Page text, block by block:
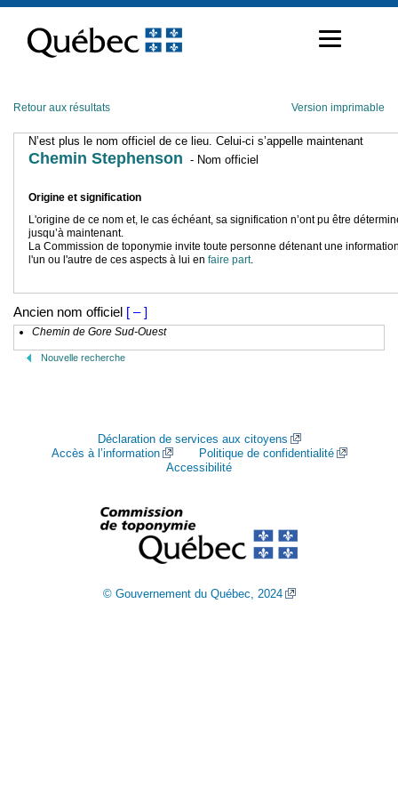
contenu
Retour aux résultats Version imprimable
N’est plus le nom officiel de ce lieu. Celui-ci s’appelle maintenant
Chemin Stephenson - Nom officiel
Origine et signification
L'origine de ce nom et, le cas échéant, sa signification n’ont pu être
jusqu’à maintenant.
La Commission de toponymie invite toute personne détenant une
l'un ou l'autre de ces aspects à lui en faire part.
Ancien nom officiel [ – ]
Chemin de Gore Sud-Ouest
Nouvelle recherche
Déclaration de services aux citoyens
Accès à l’information
Politique de confidentialité
Accessibilité
© Gouvernement du Québec, 2024